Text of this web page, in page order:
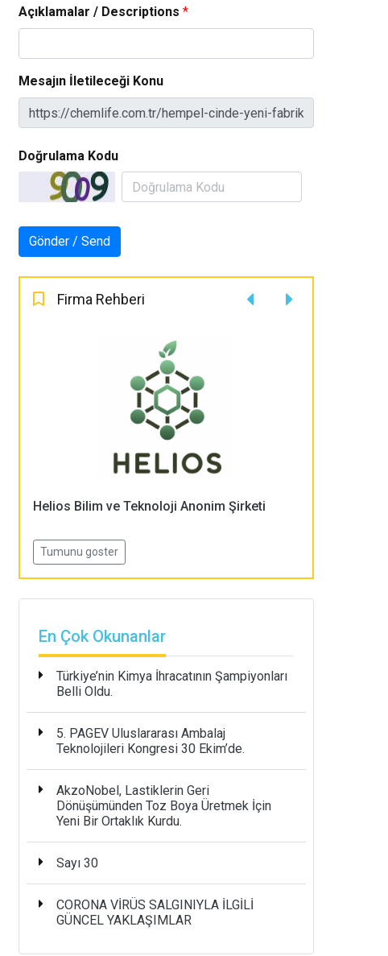
Açıklamalar / Descriptions *
Mesajın İletileceği Konu
Doğrulama Kodu
Firma Rehberi
Helios Bilim ve Teknoloji Anonim Şirketi
Tumunu goster
En Çok Okunanlar
Türkiye’nin Kimya İhracatının Şampiyonları
Belli Oldu.
5. PAGEV Uluslararası Ambalaj
Teknolojileri Kongresi 30 Ekim’de.
AkzoNobel, Lastiklerin Geri
Dönüşümünden Toz Boya Üretmek İçin
Yeni Bir Ortaklık Kurdu.
Sayı 30
CORONA VİRÜS SALGINIYLA İLGİLİ
GÜNCEL YAKLAŞIMLAR